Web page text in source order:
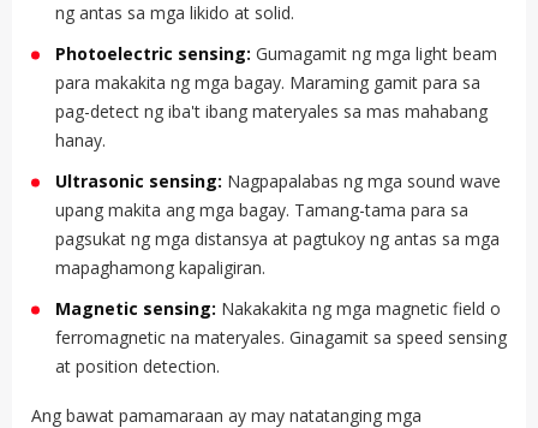
ng antas sa mga likido at solid.
Photoelectric sensing: Gumagamit ng mga light beam
para makakita ng mga bagay. Maraming gamit para sa
pag-detect ng iba't ibang materyales sa mas mahabang
hanay.
Ultrasonic sensing: Nagpapalabas ng mga sound wave
upang makita ang mga bagay. Tamang-tama para sa
pagsukat ng mga distansya at pagtukoy ng antas sa mga
mapaghamong kapaligiran.
Magnetic sensing: Nakakakita ng mga magnetic field o
ferromagnetic na materyales. Ginagamit sa speed sensing
at position detection.
Ang bawat pamamaraan ay may natatanging mga